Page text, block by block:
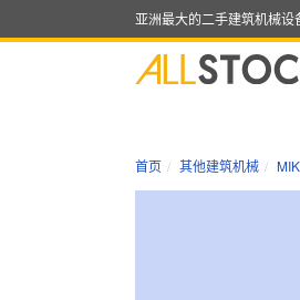
亚洲最大的二手建筑机械设
首页 其他建筑机械